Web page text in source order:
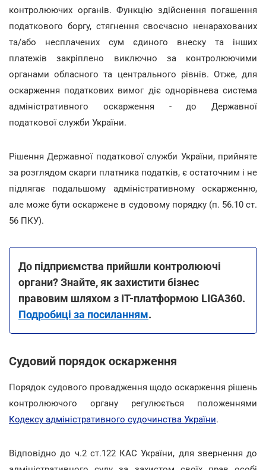
контролюючих органів. Функцію здійснення погашення
податкового боргу, стягнення своєчасно ненарахованих
та/або несплачених сум єдиного внеску та інших
платежів закріплено виключно за контролюючими
органами обласного та центрального рівнів. Отже, для
оскарження податкових вимог діє однорівнева система
адміністративного оскарження - до Державної
податкової служби України.
Рішення Державної податкової служби України, прийняте
за розглядом скарги платника податків, є остаточним і не
підлягає подальшому адміністративному оскарженню,
але може бути оскаржене в судовому порядку (п. 56.10 ст.
56 ПКУ).
До підприємства прийшли контролюючі
органи? Знайте, як захистити бізнес
правовим шляхом з ІТ-платформою LIGA360.
Подробиці за посиланням.
Судовий порядок оскарження
Порядок судового провадження щодо оскарження рішень
контролюючого органу регулюється положеннями
Кодексу адміністративного судочинства України.
Відповідно до ч.2 ст.122 КАС України, для звернення до